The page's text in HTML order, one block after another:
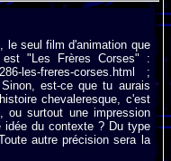
le seul film d'animation que
"Les Frères Corses" :
les-freres-corses.html ;
est-ce que tu aurais
chevaleresque, c'est
ou surtout une impression
du contexte ? Du type
autre précision sera la